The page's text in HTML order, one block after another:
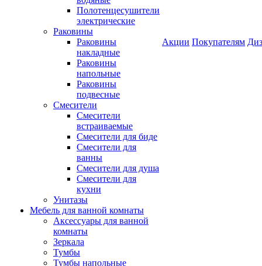
Полотенцесушители
электрические
Раковины
Раковины
накладные
Раковины
напольные
Раковины
подвесные
Смесители
Смесители
встраиваемые
Смесители для биде
Смесители для
ванны
Смесители для душа
Смесители для
кухни
Унитазы
Мебель для ванной комнаты
Аксессуары для ванной
комнаты
Зеркала
Тумбы
Тумбы напольные
Акции Покупателям